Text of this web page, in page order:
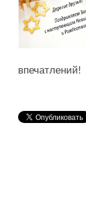
впечатлений!